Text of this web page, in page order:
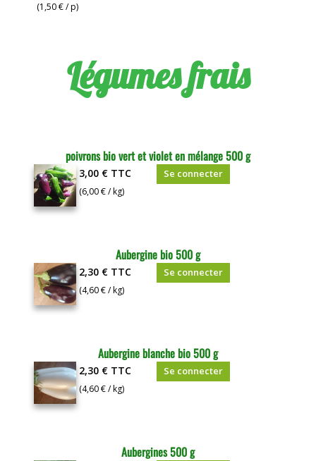
(1,50 € / p)
Légumes frais
poivrons bio vert et violet en mélange 500 g
3,00 € TTC
(6,00 € / kg)
Se connecter
Aubergine bio 500 g
2,30 € TTC
(4,60 € / kg)
Se connecter
Aubergine blanche bio 500 g
2,30 € TTC
(4,60 € / kg)
Se connecter
Aubergines 500 g